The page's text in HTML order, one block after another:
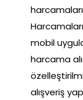
mobil
harcama
alışveriş